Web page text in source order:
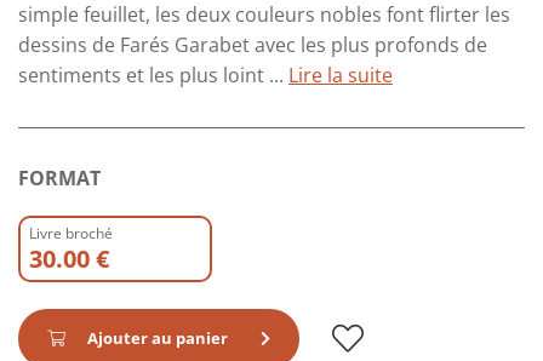
simple feuillet, les deux couleurs nobles font flirter les
dessins de Farés Garabet avec les plus profonds de
sentiments et les plus loint ... Lire la suite
FORMAT
Livre broché
30.00 €
Ajouter au panier